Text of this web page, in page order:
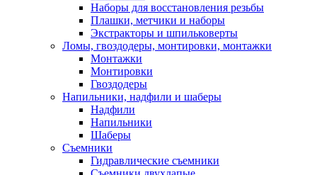
Наборы для восстановления резьбы
Плашки, метчики и наборы
Экстракторы и шпильковерты
Ломы, гвоздодеры, монтировки, монтажки
Монтажки
Монтировки
Гвоздодеры
Напильники, надфили и шаберы
Надфили
Напильники
Шаберы
Съемники
Гидравлические съемники